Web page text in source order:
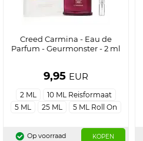
Creed Carmina - Eau de
Parfum - Geurmonster - 2 ml
9,95 EUR
2 ML
10 ML Reisformaat
5 ML
25 ML 5 ML Roll On
Op voorraad KOPEN